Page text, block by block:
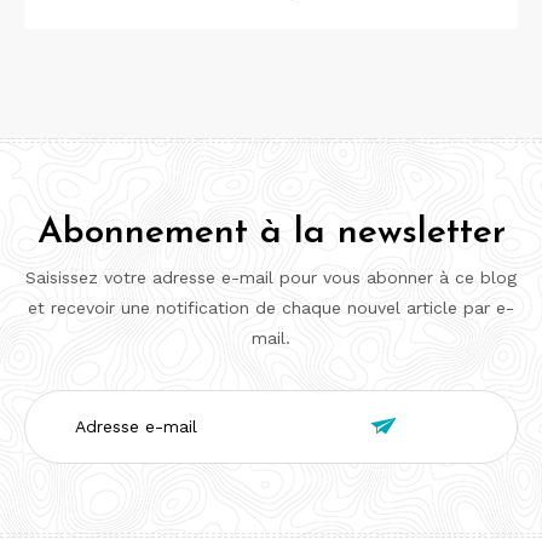
Abonnement à la newsletter
Saisissez votre adresse e-mail pour vous abonner à ce blog
et recevoir une notification de chaque nouvel article par e-
mail.
Adresse
e-
mail
